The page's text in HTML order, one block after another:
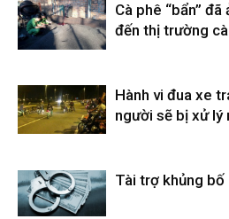
Cà phê “bẩn”
đến thị trường
Hành vi đua xe
người sẽ bị xử lý
Tài trợ khủng bố